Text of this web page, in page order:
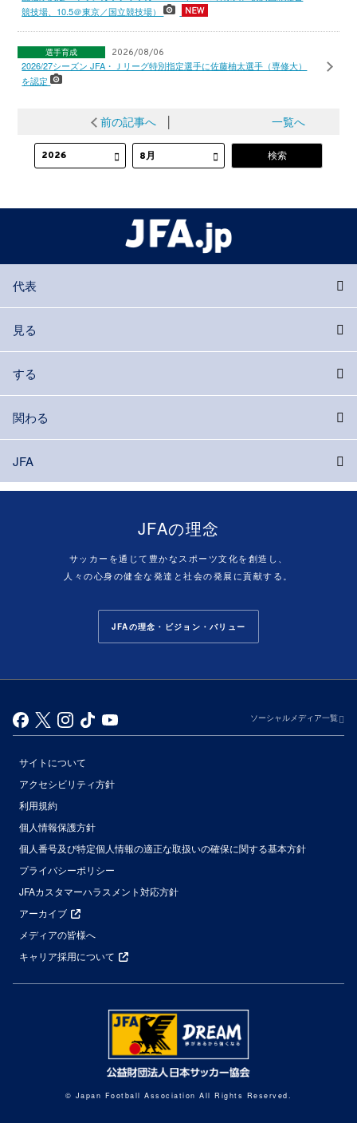
競技場、10.5＠東京／国立競技場）
選手育成 2026/08/06
2026/27シーズン JFA・Ｊリーグ特別指定選手に佐藤柚太選手（専修大）
を認定
前の記事へ│ 一覧へ
代表
見る
する
関わる
JFA
JFAの理念
サッカーを通じて豊かなスポーツ文化を創造し、
人々の心身の健全な発達と社会の発展に貢献する。
JFAの理念・ビジョン・バリュー
ソーシャルメディア一覧
サイトについて
アクセシビリティ方針
利用規約
個人情報保護方針
個人番号及び特定個人情報の適正な取扱いの確保に関する基本方針
プライバシーポリシー
JFAカスタマーハラスメント対応方針
アーカイブ
メディアの皆様へ
キャリア採用について
© Japan Football Association All Rights Reserved.